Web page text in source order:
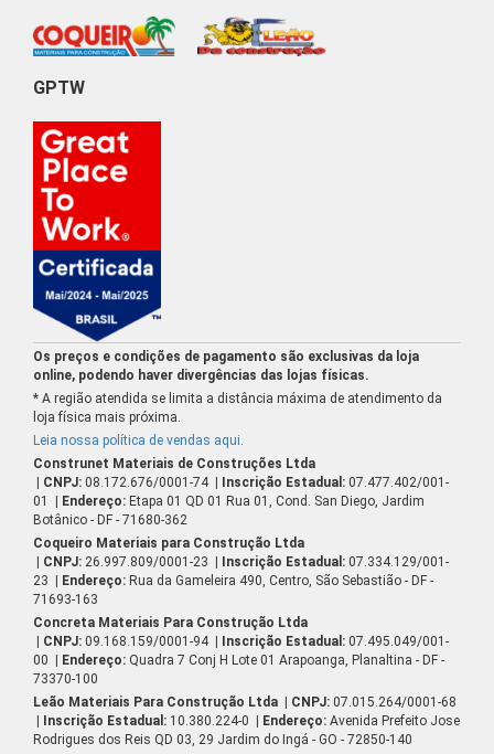
GPTW
Os preços e condições de pagamento são exclusivas da loja
online, podendo haver divergências das lojas físicas.
* A região atendida se limita a distância máxima de atendimento da
loja física mais próxima.
Leia nossa política de vendas aqui
Construnet Materiais de Construções Ltda
| CNPJ: 08.172.676/0001-74 | Inscrição Estadual: 07.477.402/001-
01
| Endereço: Etapa 01 QD 01 Rua 01, Cond. San Diego, Jardim
Botânico - DF - 71680-362
Coqueiro Materiais para Construção Ltda
| CNPJ: 26.997.809/0001-23 | Inscrição Estadual: 07.334.129/001-
23 | Endereço: Rua da Gameleira 490, Centro, São Sebastião - DF -
71693-163
Concreta Materiais Para Construção Ltda
| CNPJ: 09.168.159/0001-94 | Inscrição Estadual: 07.495.049/001-
00 | Endereço: Quadra 7 Conj H Lote 01 Arapoanga, Planaltina - DF -
73370-100
Leão Materiais Para Construção Ltda | CNPJ: 07.015.264/0001-68
| Inscrição Estadual: 10.380.224-0 | Endereço: Avenida Prefeito Jose
Rodrigues dos Reis QD 03, 29 Jardim do Ingá - GO - 72850-140